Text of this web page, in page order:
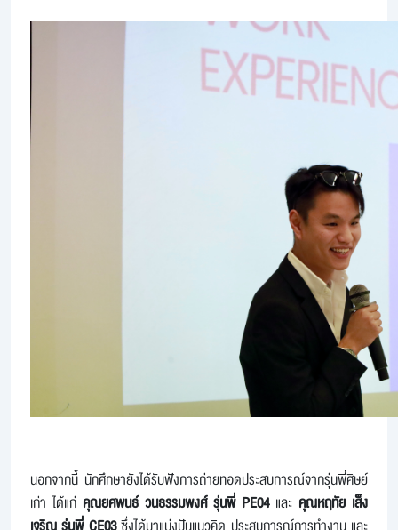
นอกจากนี้ นักศึกษายังได้รับฟังการถ่ายทอดประสบการณ์จากรุ่นพี่ศิษย์
เก่า ได้แก่ คุณยศพนธ์ วนธรรมพงศ์ รุ่นพี่ PE04และ คุณหฤทัย เส็ง